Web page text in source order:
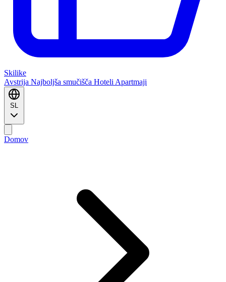
Skilike
Avstrija Najboljša smučišča Hoteli Apartmaji
SL
Domov